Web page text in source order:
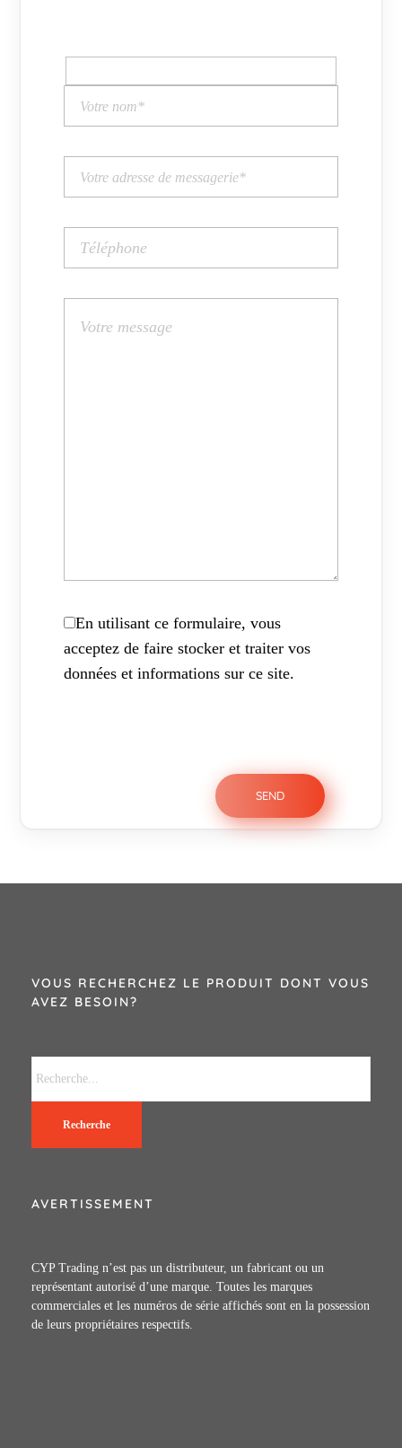
En utilisant ce formulaire, vous
acceptez de faire stocker et traiter vos
données et informations sur ce site.
VOUS RECHERCHEZ LE PRODUIT DONT VOUS
AVEZ BESOIN?
Recherche
AVERTISSEMENT
CYP Trading n’est pas un distributeur, un fabricant ou un
représentant autorisé d’une marque. Toutes les marques
commerciales et les numéros de série affichés sont en la possession
de leurs propriétaires respectifs.